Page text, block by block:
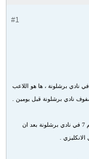
#1
برشلونة - بعد انتهاء الموسم 2009/2010 بدون ارتداء القميص رقم 7 في نادي برشلونة ، ها هو اللاعب
وكان اللاعب الأيسلندي غوديونسون هو أخر لاعب ارتدى القميص رقم 7 في نادي برشلونة بعد ان